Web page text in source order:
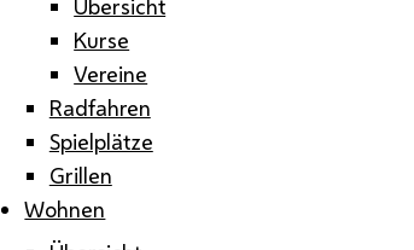
Kurse
Vereine
Radfahren
Spielplätze
Grillen
Wohnen